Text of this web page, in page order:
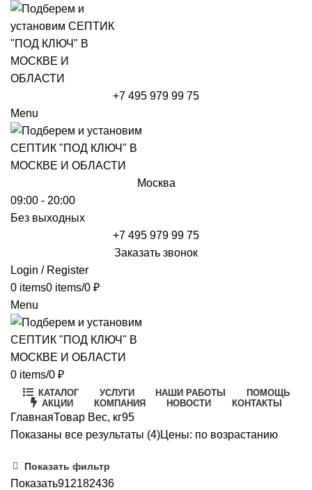
+7 495 979 99 75
Menu
Москва
09:00 - 20:00
Без выходных
+7 495 979 99 75
Заказать звонок
Login / Register
0 items0 items/0 ₽
Menu
0 items/0 ₽
КАТАЛОГ УСЛУГИ НАШИ РАБОТЫ
ПОМОЩЬ
АКЦИИ
КОМПАНИЯ НОВОСТИ КОНТАКТЫ
ГлавнаяТовар Вес, кг95
Показаны все результаты (4)Цены: по возрастанию
Показать фильтр
Показать912182436